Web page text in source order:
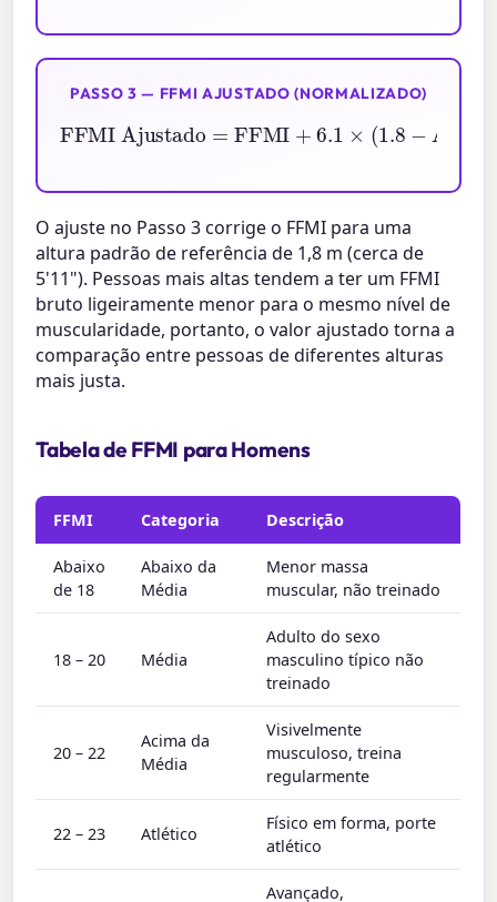
PASSO 3 — FFMI AJUSTADO (NORMALIZADO)
FFMI Ajustado =FFMI+6.1 ×( 1.8−
Altura (m))
O ajuste no Passo 3 corrige o FFMI para uma
altura padrão de referência de 1,8 m (cerca de
5'11"). Pessoas mais altas tendem a ter um FFMI
bruto ligeiramente menor para o mesmo nível de
muscularidade, portanto, o valor ajustado torna a
comparação entre pessoas de diferentes alturas
mais justa.
Tabela de FFMI para Homens
FFMI Categoria Descrição
Abaixo
de 18
Abaixo da
Média
Menor massa
muscular, não treinado
18 – 20 Média
Adulto do sexo
masculino típico não
treinado
20 – 22
Acima da
Média
Visivelmente
musculoso, treina
regularmente
22 – 23 Atlético
Físico em forma, porte
atlético
Avançado,